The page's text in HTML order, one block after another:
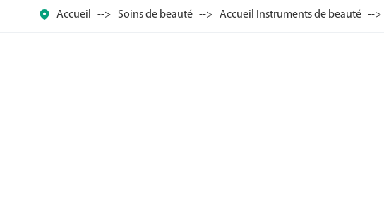
 Accueil Soins de beauté Accueil Instruments de beauté